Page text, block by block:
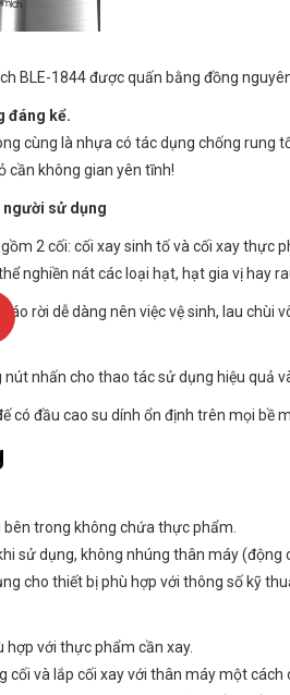
BLE-1844 được quấn bằng đồng
đáng kể.
cùng là nhựa có tác dụng chống rung
cần không gian yên tĩnh!
sử dụng
2 cối: cối xay sinh tố và cối xay
nghiền nát các loại hạt, hạt gia vị hay
rời dễ dàng nên việc vệ sinh, lau
nhấn cho thao tác sử dụng hiệu quả
có đầu cao su dính ổn định trên mọi
trong không chứa thực phẩm.
sử dụng, không nhúng thân máy (động
cho thiết bị phù hợp với thông số kỹ
hợp với thực phẩm cần xay.
cối và lắp cối xay với thân máy một